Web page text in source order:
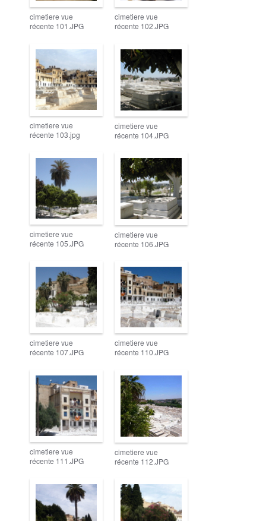
cimetiere vue
récente 101.JPG
cimetiere vue
récente 102.JPG
cimetiere vue
récente 103.jpg
cimetiere vue
récente 104.JPG
cimetiere vue
récente 105.JPG
cimetiere vue
récente 106.JPG
cimetiere vue
récente 107.JPG
cimetiere vue
récente 110.JPG
cimetiere vue
récente 111.JPG
cimetiere vue
récente 112.JPG